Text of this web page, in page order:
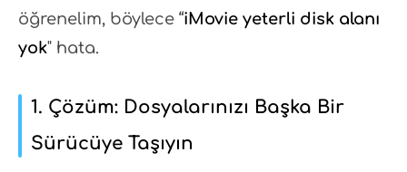
öğrenelim, böylece “iMovie yeterli disk alanı
yok" hata.
1. Çözüm: Dosyalarınızı Başka Bir
Sürücüye Taşıyın